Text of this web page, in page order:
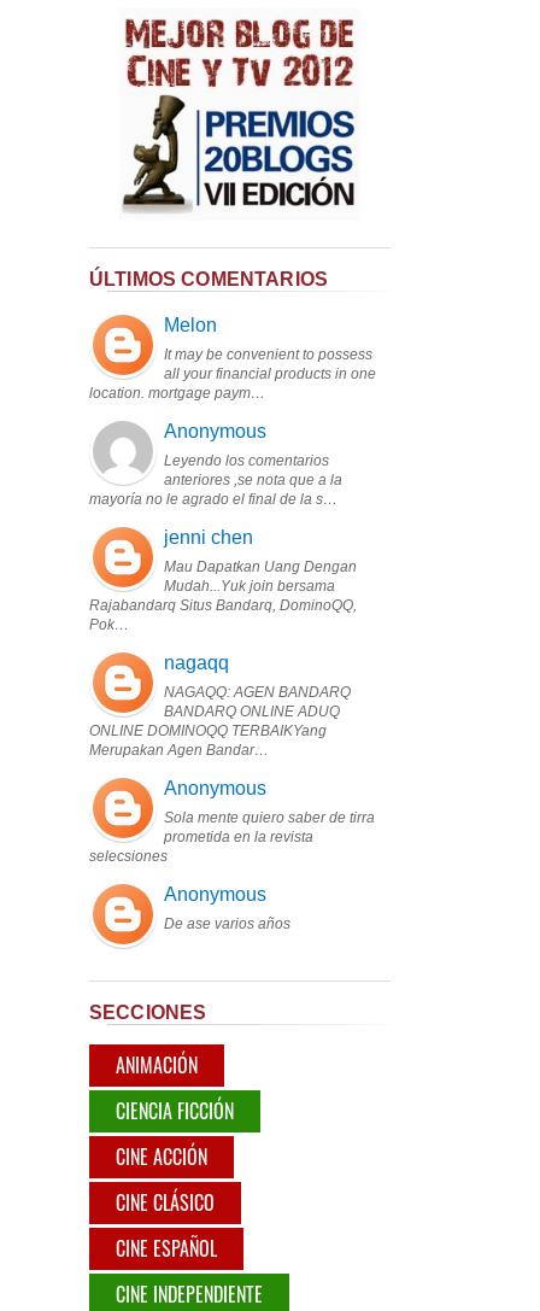
ÚLTIMOS COMENTARIOS
Melon
It may be convenient to possess
all your financial products in one
location. mortgage paym…
Anonymous
Leyendo los comentarios
anteriores ,se nota que a la
mayoría no le agrado el final de la s…
jenni chen
Mau Dapatkan Uang Dengan
Mudah...Yuk join bersama
Rajabandarq Situs Bandarq, DominoQQ,
Pok…
nagaqq
NAGAQQ: AGEN BANDARQ
BANDARQ ONLINE ADUQ
ONLINE DOMINOQQ TERBAIKYang
Merupakan Agen Bandar…
Anonymous
Sola mente quiero saber de tirra
prometida en la revista
selecsiones
Anonymous
De ase varios años
SECCIONES
ANIMACIÓN
CIENCIA FICCIÓN
CINE ACCIÓN
CINE CLÁSICO
CINE ESPAÑOL
CINE INDEPENDIENTE